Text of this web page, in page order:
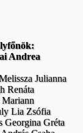
Andrea
Julianna
Renáta
Lia Zsófia
Georgina Gréta